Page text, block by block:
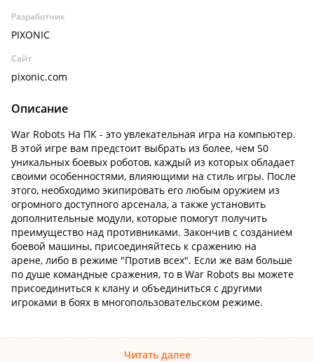
Разработчик
PIXONIC
Сайт
pixonic.com
Описание
War Robots На ПК - это увлекательная игра на компьютер.
В этой игре вам предстоит выбрать из более, чем 50
уникальных боевых роботов, каждый из которых обладает
своими особенностями, влияющими на стиль игры. После
этого, необходимо экипировать его любым оружием из
огромного доступного арсенала, а также установить
дополнительные модули, которые помогут получить
преимущество над противниками. Закончив с созданием
боевой машины, присоединяйтесь к сражению на
арене, либо в режиме "Против всех". Если же вам больше
по душе командные сражения, то в War Robots вы можете
присоединиться к клану и объединиться с другими
игроками в боях в многопользовательском режиме.
Читать далее